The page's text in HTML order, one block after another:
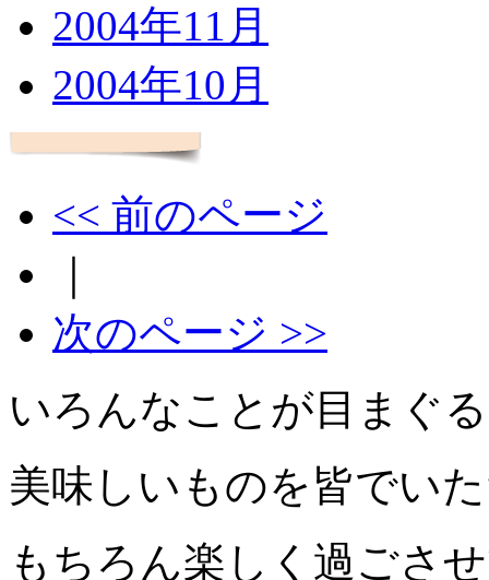
2004年11月
2004年10月
<< 前のページ
次のページ >>
いろんなことが目まぐ
美味しいものを皆でい
もちろん楽しく過ごさ